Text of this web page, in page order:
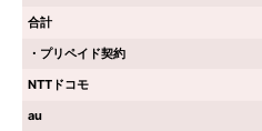
合計
・プリペイド契約
NTTドコモ
au